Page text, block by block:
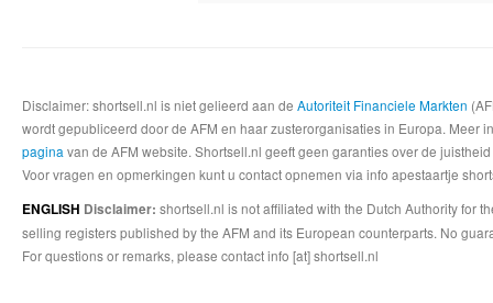
Disclaimer: shortsell.nl is niet gelieerd aan de Autoriteit Financiele Markten
wordt gepubliceerd door de AFM en haar zusterorganisaties in Europa.
pagina van de AFM website. Shortsell.nl geeft geen garanties over de
Voor vragen en opmerkingen kunt u contact opnemen via info apestaartje
ENGLISH Disclaimer: shortsell.nl is not affiliated with the Dutch Authority for
selling registers published by the AFM and its European counterparts. No
For questions or remarks, please contact info [at] shortsell.nl